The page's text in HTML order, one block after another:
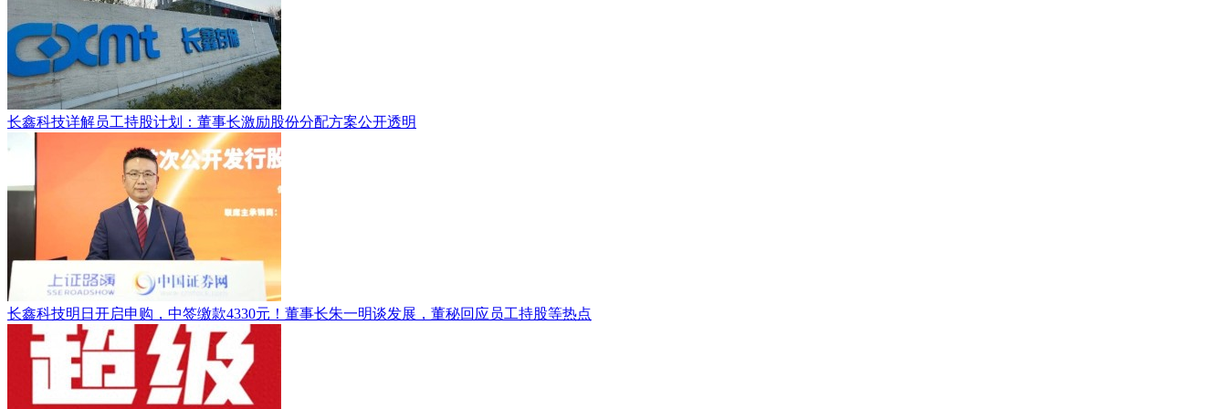
长鑫科技详解员工持股计划：董事长激励股份分配方案公开透明
长鑫科技明日开启申购，中签缴款4330元！董事长朱一明谈发展，董秘回应员工持股等热点